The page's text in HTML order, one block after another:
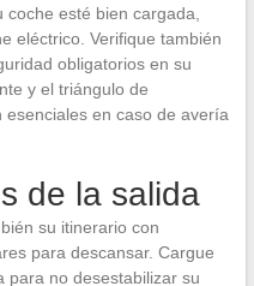
esté bien cargada,
eléctrico. Verifique también
obligatorios en su
y el triángulo de
en caso de avería
de la salida
su itinerario con
para descansar. Cargue
para no desestabilizar su